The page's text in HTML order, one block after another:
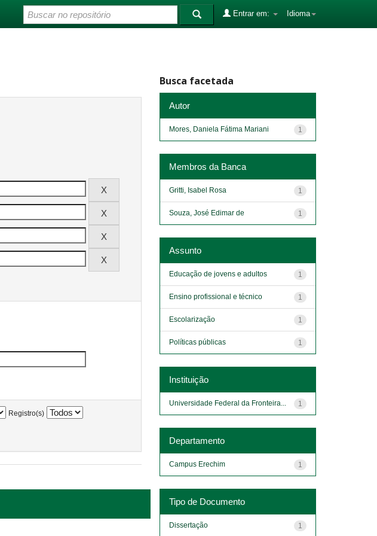
Idioma
Entrar em:
Registro(s)
Busca facetada
Autor
1
Mores, Daniela Fátima Mariani
Membros da Banca
1
Gritti, Isabel Rosa
1
Souza, José Edimar de
Assunto
1
Educação de jovens e adultos
1
Ensino profissional e técnico
1
Escolarização
1
Políticas públicas
Instituição
1
Universidade Federal da Fronteira...
Departamento
1
Campus Erechim
Tipo de Documento
1
Dissertação